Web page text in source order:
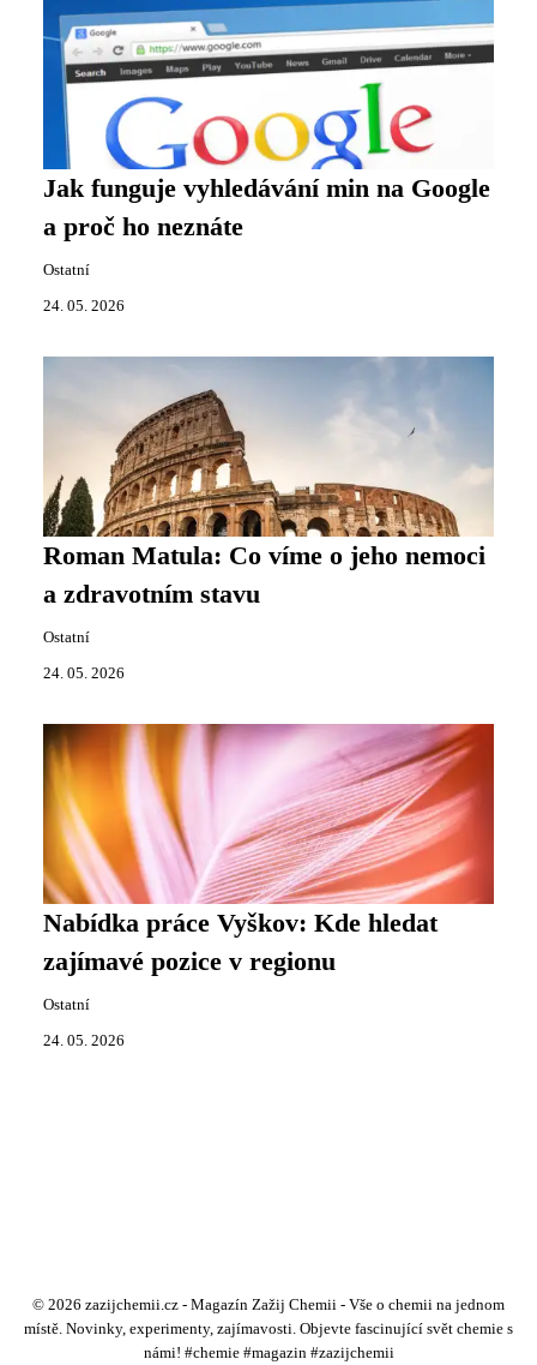
Jak funguje vyhledávání min na Google
a proč ho neznáte
Ostatní
24. 05. 2026
Roman Matula: Co víme o jeho nemoci
a zdravotním stavu
Ostatní
24. 05. 2026
Nabídka práce Vyškov: Kde hledat
zajímavé pozice v regionu
Ostatní
24. 05. 2026
© 2026 zazijchemii.cz - Magazín Zažij Chemii - Vše o chemii na jednom
místě. Novinky, experimenty, zajímavosti. Objevte fascinující svět chemie s
námi! #chemie #magazin #zazijchemii